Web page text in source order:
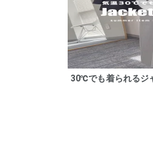
30℃でも着られるジ